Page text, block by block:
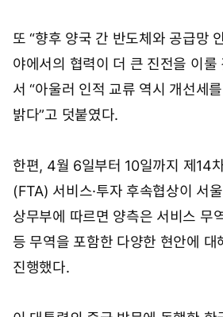
또 “향후 양국 간 반도체와 공급망
야에서의 협력이 더 큰 진전을 이룰
서 “아울러 인적 교류 역시 개선세
밝다”고 덧붙였다.
한편, 4월 6일부터 10일까지 제14
(FTA) 서비스·투자 후속협상이 서
상무부에 따르면 양측은 서비스 무
등 무역을 포함한 다양한 현안에 대
진행했다.